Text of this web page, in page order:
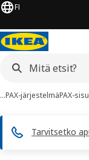
FI
…PAX-järjestelmäPAX-
Tarvitsetko